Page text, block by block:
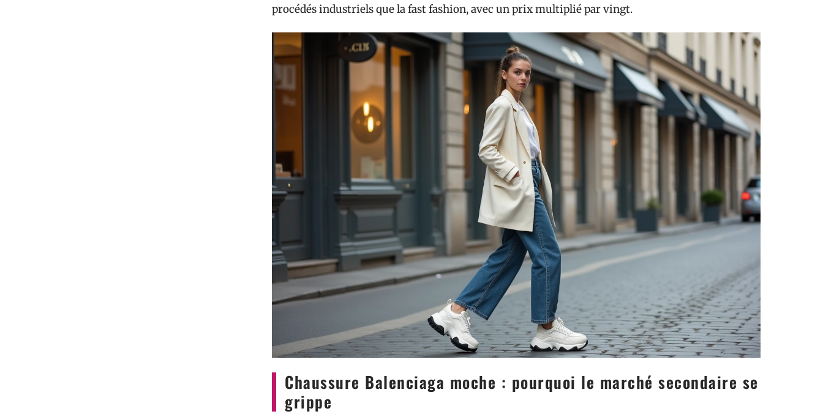
procédés industriels que la fast fashion, avec un prix multiplié par vingt.
Chaussure Balenciaga moche : pourquoi le marché secondaire se
grippe